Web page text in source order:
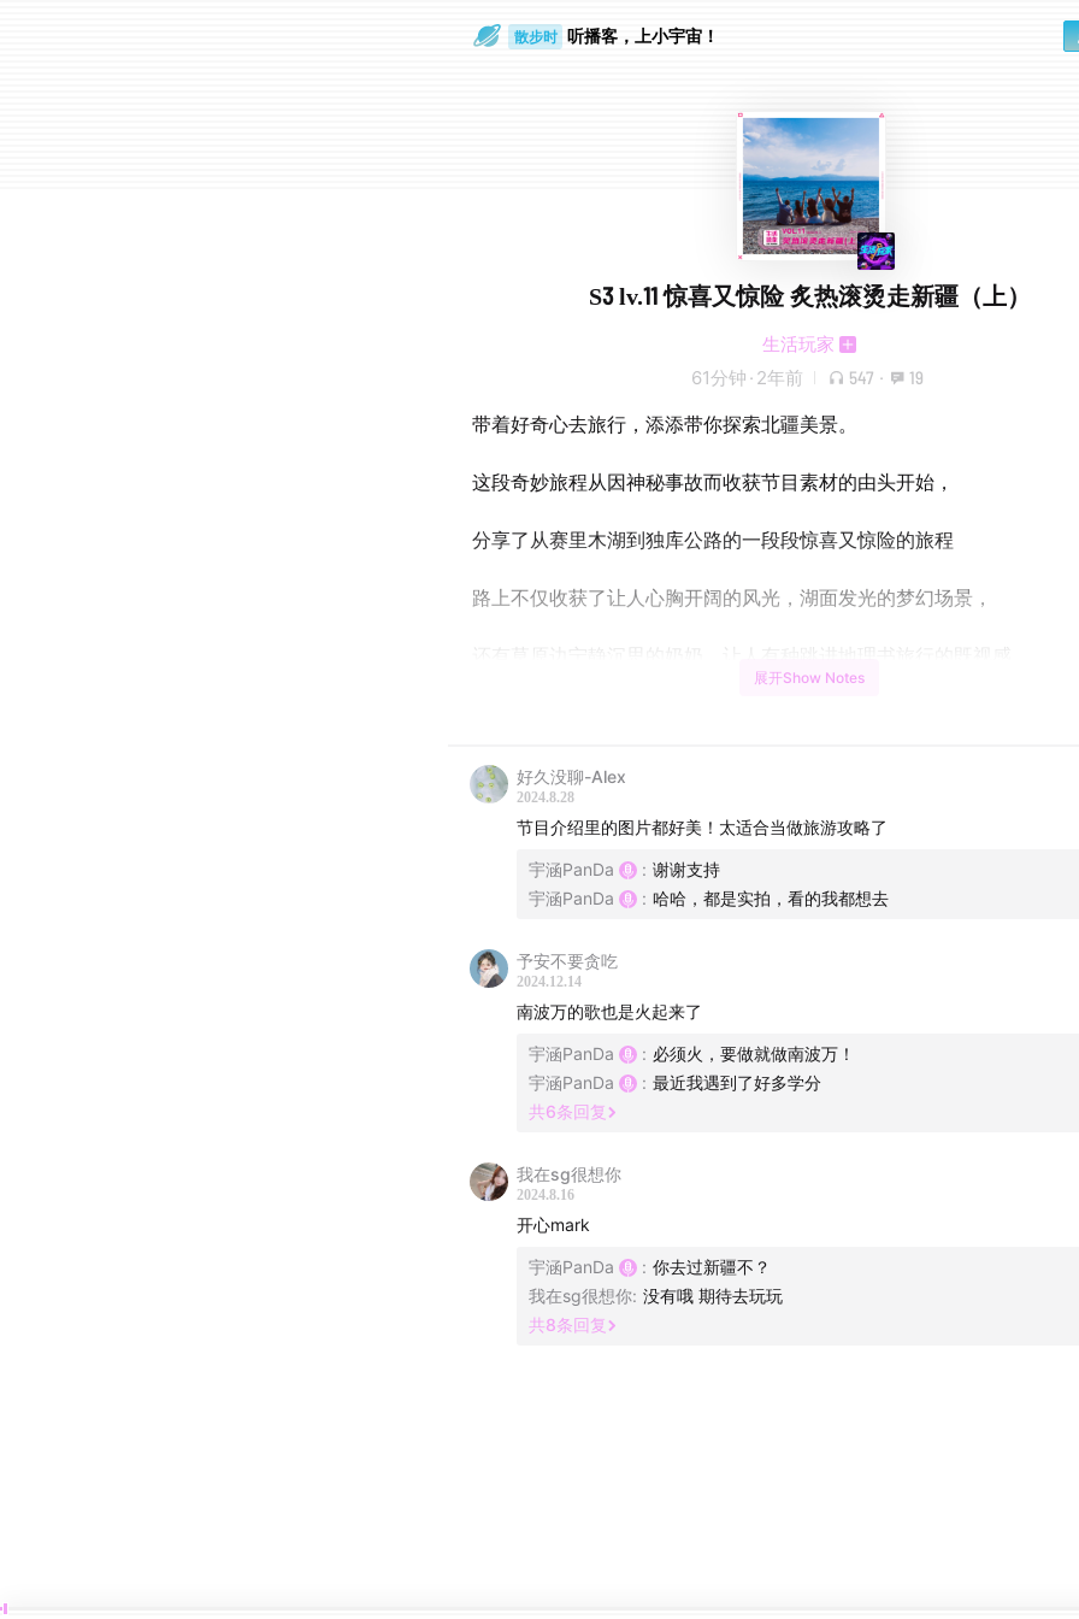
散步时 听播客，上小宇宙！
S3 lv.11 惊喜又惊险 炙热滚烫走新疆（上）
生活玩家
61分钟 · 2年前 547 · 19
带着好奇心去旅行，添添带你探索北疆美景。
这段奇妙旅程从因神秘事故而收获节目素材的由头开始，
分享了从赛里木湖到独库公路的一段段惊喜又惊险的旅程
路上不仅收获了让人心胸开阔的风光，湖面发光的梦幻场景，
还有草原边宁静沉思的奶奶，让人有种跳进地理书旅行的既视感。
又有怎样鲜为人知的旅行秘籍在等着你？尽在本期生活玩家
【互动话题】
1. 有假期后，必去的旅行胜地是？
2. 我眼中的新疆，其实是.......
【本期精彩】
新疆旅行准备和出发，防晒和行李准备。
一把抓、羊肉串、大盘鸡和不明所以的节奏(？)……
美味的餐食和无趣的live house太适合养老了
DAY1 赛里木湖，一半是山川湖海，一半是万里草原
展开Show Notes
好久没聊-Alex
2024.8.28
节目介绍里的图片都好美！太适合当做旅游攻略了
宇涵PanDa : 谢谢支持
宇涵PanDa
: 哈哈，都是实拍，看的我都想去
予安不要贪吃
2024.12.14
南波万的歌也是火起来了
宇涵PanDa : 必须火，要做就做南波万！
宇涵PanDa
: 最近我遇到了好多学分
共6条回复
我在sg很想你
2024.8.16
开心mark
宇涵PanDa : 你去过新疆不？
我在sg很想你: 没有哦 期待去玩玩
共8条回复